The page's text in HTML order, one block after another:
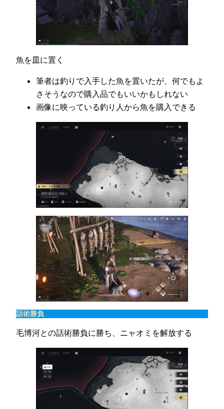
魚を皿に置く
筆者は釣りで入手した魚を置いたが、何でもよ
さそうなので購入品でもいいかもしれない
画像に映っている釣り人から魚を購入できる
話術勝負
毛博河との話術勝負に勝ち、ニャオミを解放する